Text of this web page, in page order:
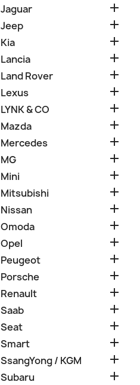
Jaguar 
Jeep 
Kia 
Lancia 
Land Rover 
Lexus 
LYNK & CO 
Mazda 
Mercedes 
MG 
Mini 
Mitsubishi 
Nissan 
Omoda 
Opel 
Peugeot 
Porsche 
Renault 
Saab 
Seat 
Smart 
SsangYong / KGM 
Subaru 